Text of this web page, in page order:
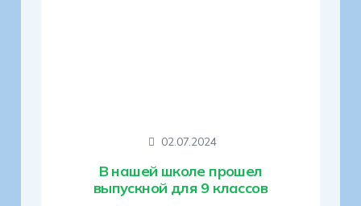
02.07.2024
В нашей школе прошел
выпускной для 9 классов